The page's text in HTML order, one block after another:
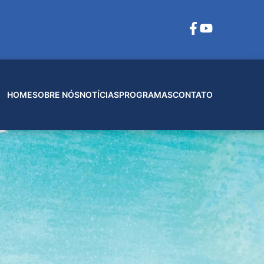
HOMESOBRE NÓSNOTÍCIASPROGRAMASCONTATO